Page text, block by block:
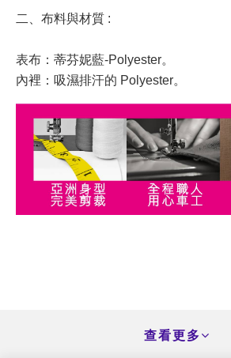
二、布料與材質 :
表布：蒂芬妮藍-Polyester。
內裡：吸濕排汗的 Polyester。
查看更多